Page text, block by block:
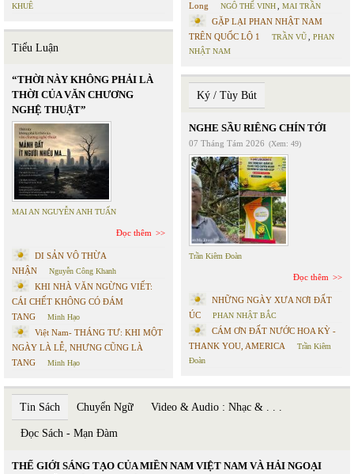
KHUÊ
Tiểu Luận
“THỜI NÀY KHÔNG PHẢI LÀ
THỜI CỦA VĂN CHƯƠNG
NGHỆ THUẬT”
MAI AN NGUYỄN ANH TUẤN
Đọc thêm
DI SẢN VÔ THỪA
NHẬN
Nguyễn Công Khanh
KHI NHÀ VĂN NGỪNG VIẾT:
CÁI CHẾT KHÔNG CÓ ĐÁM
TANG
Minh Hạo
Việt Nam- THÁNG TƯ: KHI MỘT
NGÀY LÀ LỄ, NHƯNG CŨNG LÀ
TANG
Minh Hạo
Long
NGÔ THẾ VINH MAI TRẦN
GẶP LẠI PHAN NHẬT NAM
TRÊN QUỐC LỘ 1
TRẦN VŨ
PHAN
NHẬT NAM
Ký / Tùy Bút
NGHE SẦU RIÊNG CHÍN TỚI
07 Tháng Tám 2026 (Xem: 49)
Trần Kiêm Đoàn
Đọc thêm
NHỮNG NGÀY XƯA NƠI ĐẤT
ÚC
PHAN NHẬT BẮC
CÁM ƠN ĐẤT NƯỚC HOA KỲ -
THANK YOU, AMERICA
Trần Kiêm
Đoàn
Tin Sách Chuyển Ngữ Video & Audio : Nhạc & . . .
Đọc Sách - Mạn Đàm
THẾ GIỚI SÁNG TẠO CỦA MIỀN NAM VIỆT NAM VÀ HẢI NGOẠI